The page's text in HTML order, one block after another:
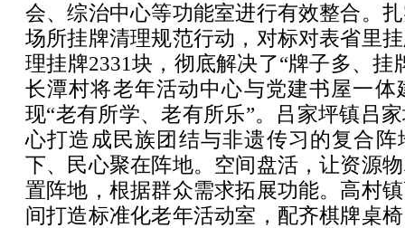
会、综治中心等功能室进行有效整合。
场所挂牌清理规范行动，对标对表省里
理挂牌2331块，彻底解决了“牌子多、挂
长潭村将老年活动中心与党建书屋一体
现“老有所学、老有所乐”。吕家坪镇吕
心打造成民族团结与非遗传习的复合阵
下、民心聚在阵地。空间盘活，让资源
置阵地，根据群众需求拓展功能。高村
间打造标准化老年活动室，配齐棋牌桌